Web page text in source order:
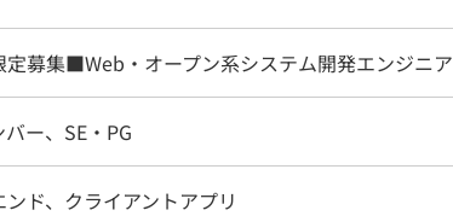
募集■Web・オープン系システム開発エンジニア
ー、SE・PG
ド、クライアントアプリ